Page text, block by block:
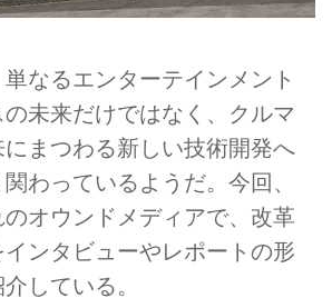
なるエンターテインメント
未来だけではなく、クルマ
まつわる新しい技術開発へ
わっているようだ。今回、
オウンドメディアで、改革
ンタビューやレポートの形
している。